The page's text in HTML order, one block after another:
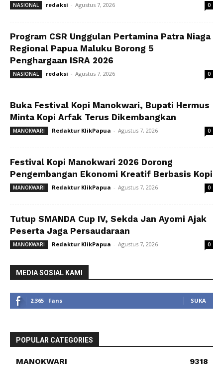
NASIONAL redaksi - Agustus 7, 2026 0
Program CSR Unggulan Pertamina Patra Niaga
Regional Papua Maluku Borong 5
Penghargaan ISRA 2026
NASIONAL redaksi - Agustus 7, 2026 0
Buka Festival Kopi Manokwari, Bupati Hermus
Minta Kopi Arfak Terus Dikembangkan
MANOKWARI Redaktur KlikPapua - Agustus 7, 2026 0
Festival Kopi Manokwari 2026 Dorong
Pengembangan Ekonomi Kreatif Berbasis Kopi
MANOKWARI Redaktur KlikPapua - Agustus 7, 2026 0
Tutup SMANDA Cup IV, Sekda Jan Ayomi Ajak
Peserta Jaga Persaudaraan
MANOKWARI Redaktur KlikPapua - Agustus 7, 2026 0
MEDIA SOSIAL KAMI
2,365 Fans SUKA
POPULAR CATEGORIES
MANOKWARI
9318